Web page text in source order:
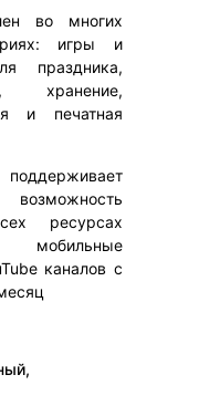
во многих
игры и
праздника,
хранение,
и печатная
ресурсах
мобильные
каналов с